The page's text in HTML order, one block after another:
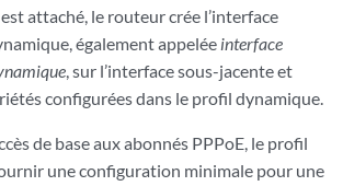
attaché, le routeur crée l’interface
également appelée interface
, sur l’interface sous-jacente et
configurées dans le profil dynamique.
de base aux abonnés PPPoE, le profil
une configuration minimale pour une